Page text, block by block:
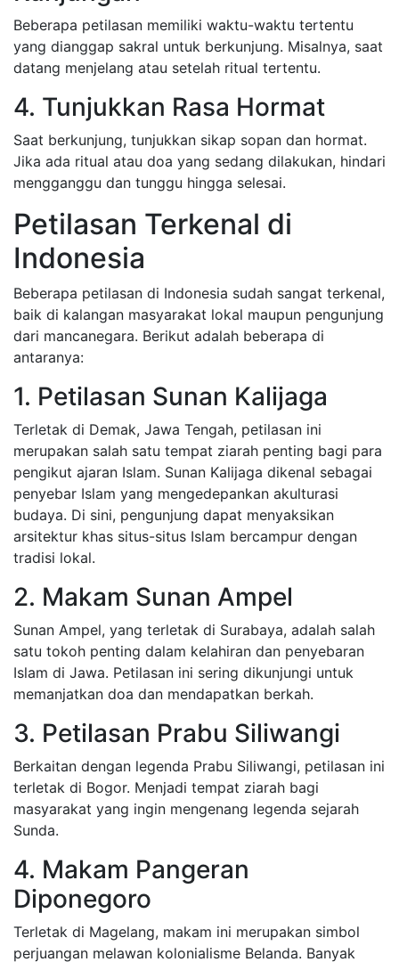
Beberapa petilasan memiliki waktu-waktu tertentu
yang dianggap sakral untuk berkunjung. Misalnya, saat
datang menjelang atau setelah ritual tertentu.
4. Tunjukkan Rasa Hormat
Saat berkunjung, tunjukkan sikap sopan dan hormat.
Jika ada ritual atau doa yang sedang dilakukan, hindari
mengganggu dan tunggu hingga selesai.
Petilasan Terkenal di
Indonesia
Beberapa petilasan di Indonesia sudah sangat terkenal,
baik di kalangan masyarakat lokal maupun pengunjung
dari mancanegara. Berikut adalah beberapa di
antaranya:
1. Petilasan Sunan Kalijaga
Terletak di Demak, Jawa Tengah, petilasan ini
merupakan salah satu tempat ziarah penting bagi para
pengikut ajaran Islam. Sunan Kalijaga dikenal sebagai
penyebar Islam yang mengedepankan akulturasi
budaya. Di sini, pengunjung dapat menyaksikan
arsitektur khas situs-situs Islam bercampur dengan
tradisi lokal.
2. Makam Sunan Ampel
Sunan Ampel, yang terletak di Surabaya, adalah salah
satu tokoh penting dalam kelahiran dan penyebaran
Islam di Jawa. Petilasan ini sering dikunjungi untuk
memanjatkan doa dan mendapatkan berkah.
3. Petilasan Prabu Siliwangi
Berkaitan dengan legenda Prabu Siliwangi, petilasan ini
terletak di Bogor. Menjadi tempat ziarah bagi
masyarakat yang ingin mengenang legenda sejarah
Sunda.
4. Makam Pangeran
Diponegoro
Terletak di Magelang, makam ini merupakan simbol
perjuangan melawan kolonialisme Belanda. Banyak